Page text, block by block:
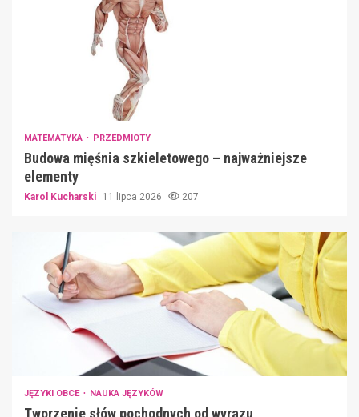
MATEMATYKA PRZEDMIOTY
Budowa mięśnia szkieletowego – najważniejsze
elementy
Karol Kucharski 11 lipca 2026 207
JĘZYKI OBCE NAUKA JĘZYKÓW
Tworzenie słów pochodnych od wyrazu